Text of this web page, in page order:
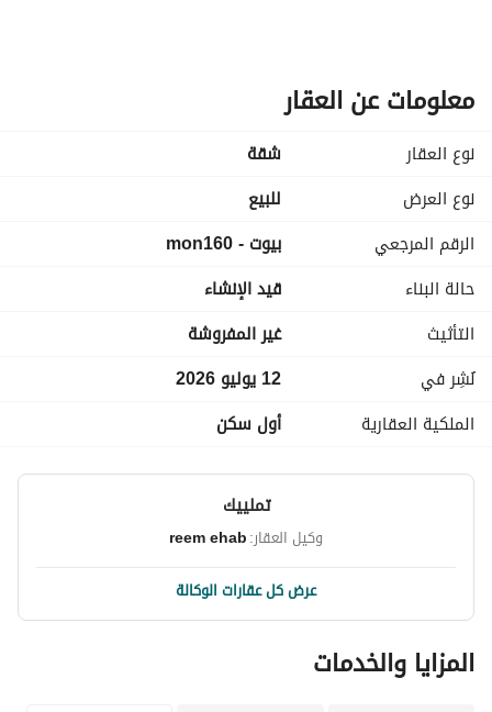
فيو لاند سكيب
لوكيشن الكمبوند
موقع المشروع داخل أميز لوكيشن فى المستقبل سيتى.
الرئيسية.
. فيو مباشر علي منطقة فيلات مدينتى.
المرافق:
مساحات شاسعة للمناظر الطبيعية.
مسجد.
كلوب هاوس.
ملعب باديل.
مضمار للركض.
منطقة صغيرة للأطفال.
حديقة مائية صغيرة.
طبيب بيطري.
معلومات عن العقار
نوع العقار
شقة
نوع العرض
للبيع
الرقم المرجعي
بيوت - mon160
حالة البناء
قيد الإنشاء
التأثيث
غير المفروشة
نُشِر في
12 يوليو 2026
الملكية العقارية
أول سكن
تملييك
وكيل العقار:reem ehab
عرض كل عقارات الوكالة
المزايا والخدمات